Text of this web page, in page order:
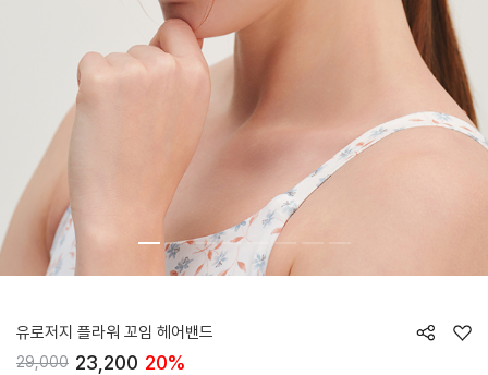
유로저지 플라워 꼬임 헤어밴드
29,000 23,200 20%